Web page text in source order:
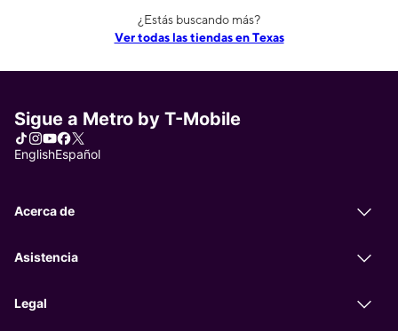
¿Estás buscando más?
Ver todas las tiendas en Texas